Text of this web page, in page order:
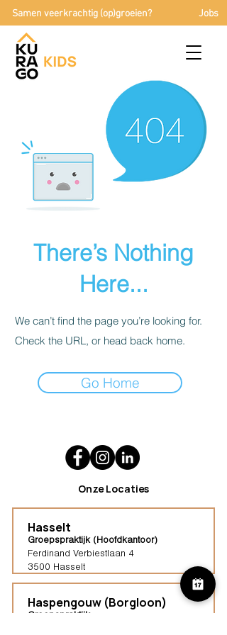
Samen veerkrachtig (op)groeien? Jobs
There’s Nothing
Here...
We can’t find the page you’re looking for.
Check the URL, or head back home.
Go Home
Onze Locaties
Hasselt
Groepspraktijk (Hoofdkantoor)
Ferdinand Verbiestlaan 4
3500 Hasselt
Haspengouw (Borgloon)